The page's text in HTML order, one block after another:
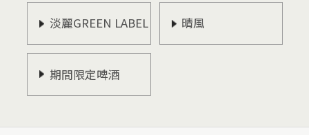
淡麗GREEN LABEL 晴風
期間限定啤酒